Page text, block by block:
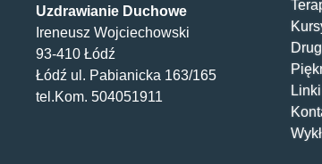
Uzdrawianie Duchowe
Ireneusz Wojciechowski
93-410 Łódź
Łódź ul. Pabianicka 163/165
tel.Kom. 504051911
Linki